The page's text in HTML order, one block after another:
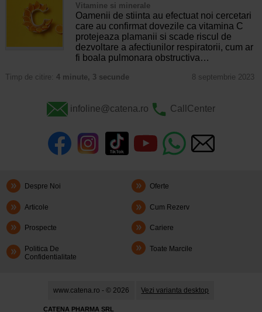
Vitamine si minerale
Oamenii de stiinta au efectuat noi cercetari
care au confirmat dovezile ca vitamina C
protejeaza plamanii si scade riscul de
dezvoltare a afectiunilor respiratorii, cum ar
fi boala pulmonara obstructiva…
Timp de citire: 4 minute, 3 secunde 8 septembrie 2023
infoline@catena.ro CallCenter
Despre Noi Oferte
Articole Cum Rezerv
Prospecte Cariere
Politica De
Confidentialitate
Toate Marcile
www.catena.ro - © 2026 Vezi varianta desktop
CATENA PHARMA SRL